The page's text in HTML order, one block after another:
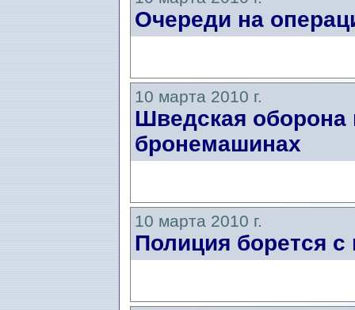
Очереди на
10 марта 2010 г.
Шведская оборона
бронемашинах
10 марта 2010 г.
Полиция борется